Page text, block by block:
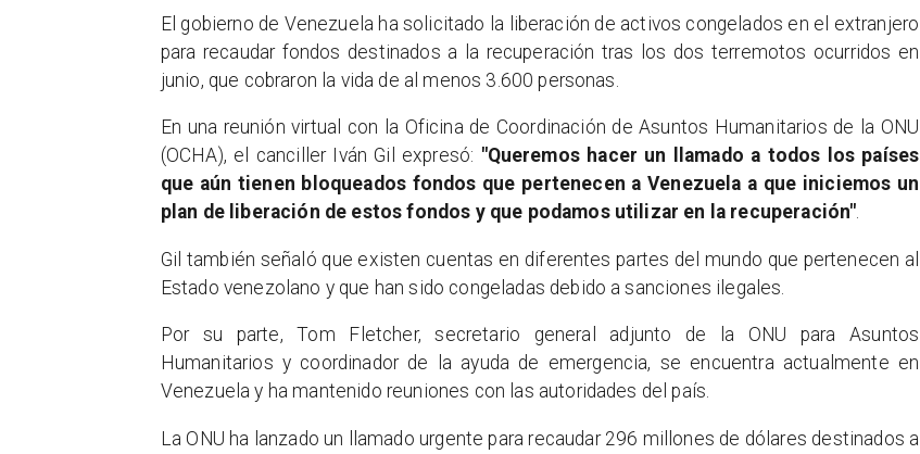
El gobierno de Venezuela ha solicitado la liberación de activos congelados en el extranjero
para recaudar fondos destinados a la recuperación tras los dos terremotos ocurridos en
junio, que cobraron la vida de al menos 3.600 personas.
En una reunión virtual con la Oficina de Coordinación de Asuntos Humanitarios de la ONU
(OCHA), el canciller Iván Gil expresó: "Queremos hacer un llamado a todos los países
que aún tienen bloqueados fondos que pertenecen a Venezuela a que iniciemos un
plan de liberación de estos fondos y que podamos utilizar en la recuperación".
Gil también señaló que existen cuentas en diferentes partes del mundo que pertenecen al
Estado venezolano y que han sido congeladas debido a sanciones ilegales.
Por su parte, Tom Fletcher, secretario general adjunto de la ONU para Asuntos
Humanitarios y coordinador de la ayuda de emergencia, se encuentra actualmente en
Venezuela y ha mantenido reuniones con las autoridades del país.
La ONU ha lanzado un llamado urgente para recaudar 296 millones de dólares destinados a